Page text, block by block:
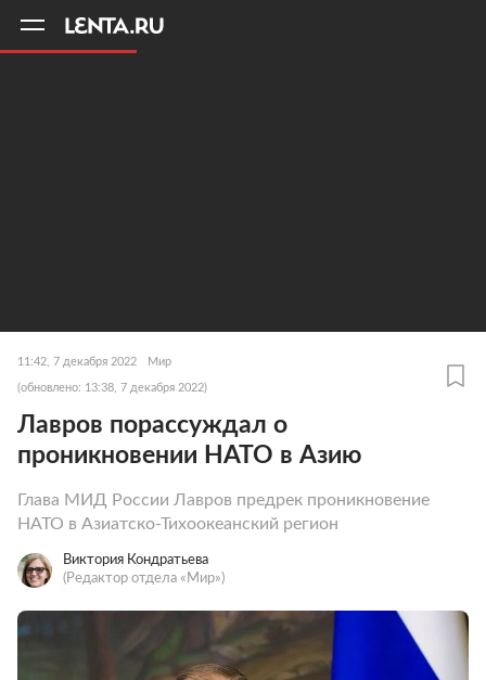
11:42, 7 декабря 2022 Мир
(обновлено: 13:38, 7 декабря 2022)
Лавров порассуждал о
проникновении НАТО в Азию
Глава МИД России Лавров предрек проникновение
НАТО в Азиатско-Тихоокеанский регион
Виктория Кондратьева
(Редактор отдела «Мир»)